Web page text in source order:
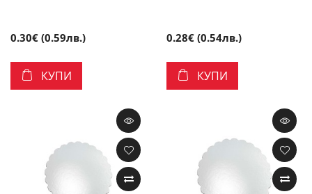
0.30€ (0.59лв.)
КУПИ
0.28€ (0.54лв.)
КУПИ